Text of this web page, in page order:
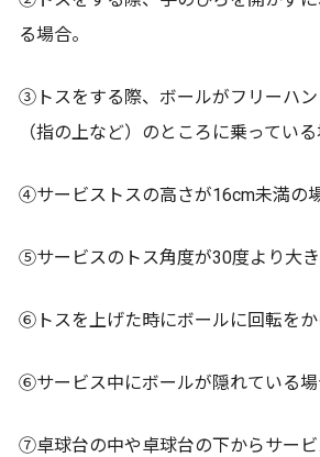
る場合。
③トスをする際、ボールがフリーハ
（指の上など）のところに乗っている
④サービストスの高さが16cm未満の場
⑤サービスのトス角度が30度より大き
⑥トスを上げた時にボールに回転をか
⑥サービス中にボールが隠れている場
⑦卓球台の中や卓球台の下からサー